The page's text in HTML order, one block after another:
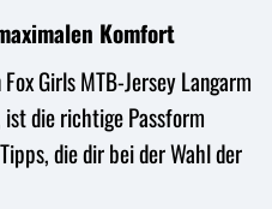
Komfort
Girls MTB-Jersey Langarm
die richtige Passform
die dir bei der Wahl der